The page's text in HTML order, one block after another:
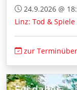
24.9.2026 @
Linz: Tod &
zur